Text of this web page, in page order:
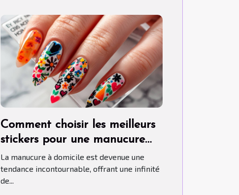
Comment choisir les meilleurs
stickers pour une manucure
maison parfaite
La manucure à domicile est devenue une
tendance incontournable, offrant une infinité
de...